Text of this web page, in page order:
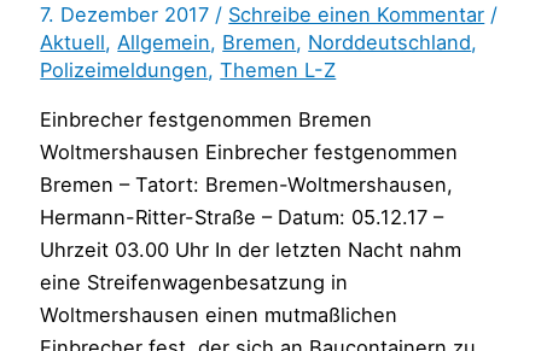
7. Dezember 2017 / Schreibe einen Kommentar /
Aktuell, Allgemein, Bremen, Norddeutschland,
Polizeimeldungen,Themen L-Z
Einbrecher festgenommen Bremen
Woltmershausen Einbrecher festgenommen
Bremen – Tatort: Bremen-Woltmershausen,
Hermann-Ritter-Straße – Datum: 05.12.17 –
Uhrzeit 03.00 Uhr In der letzten Nacht nahm
eine Streifenwagenbesatzung in
Woltmershausen einen mutmaßlichen